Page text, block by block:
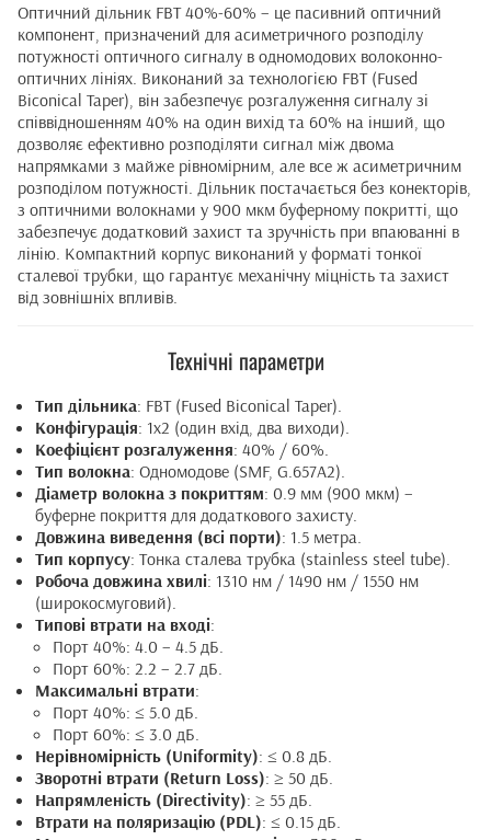
Оптичний дільник FBT 40%-60% – це пасивний оптичний
компонент, призначений для асиметричного розподілу
потужності оптичного сигналу в одномодових волоконно-
оптичних лініях. Виконаний за технологією FBT (Fused
Biconical Taper), він забезпечує розгалуження сигналу зі
співвідношенням 40% на один вихід та 60% на інший, що
дозволяє ефективно розподіляти сигнал між двома
напрямками з майже рівномірним, але все ж асиметричним
розподілом потужності. Дільник постачається без конекторів,
з оптичними волокнами у 900 мкм буферному покритті, що
забезпечує додатковий захист та зручність при впаюванні в
лінію. Компактний корпус виконаний у форматі тонкої
сталевої трубки, що гарантує механічну міцність та захист
від зовнішніх впливів.
Технічні параметри
Тип дільника: FBT (Fused Biconical Taper).
Конфігурація: 1x2 (один вхід, два виходи).
Коефіцієнт розгалуження: 40% / 60%.
Тип волокна: Одномодове (SMF, G.657A2).
Діаметр волокна з покриттям: 0.9 мм (900 мкм) –
буферне покриття для додаткового захисту.
Довжина виведення (всі порти): 1.5 метра.
Тип корпусу: Тонка сталева трубка (stainless steel tube).
Робоча довжина хвилі: 1310 нм / 1490 нм / 1550 нм
(широкосмуговий).
Типові втрати на вході:
Порт 40%: 4.0 – 4.5 дБ.
Порт 60%: 2.2 – 2.7 дБ.
Максимальні втрати:
Порт 40%: ≤ 5.0 дБ.
Порт 60%: ≤ 3.0 дБ.
Нерівномірність (Uniformity): ≤ 0.8 дБ.
Зворотні втрати (Return Loss): ≥ 50 дБ.
Напрямленість (Directivity): ≥ 55 дБ.
Втрати на поляризацію (PDL): ≤ 0.15 дБ.